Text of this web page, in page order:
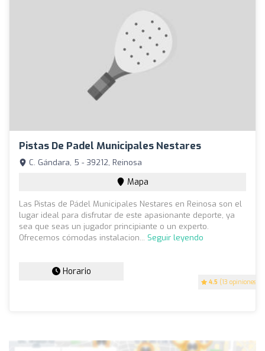
Pistas De Padel Municipales Nestares
4.5 (13 opiniones)
C. Gándara, 5 - 39212, Reinosa
Mapa
Las Pistas de Pádel Municipales Nestares en Reinosa son el
lugar ideal para disfrutar de este apasionante deporte, ya
sea que seas un jugador principiante o un experto.
Ofrecemos cómodas instalacion... Seguir leyendo
Horario